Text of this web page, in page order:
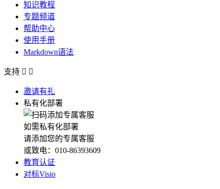
知识教程
专题频道
帮助中心
使用手册
Markdown语法
支持  
邀请有礼
私有化部署
如需私有化部署
请添加您的专属客服
或致电：010-86393609
教育认证
对标Visio